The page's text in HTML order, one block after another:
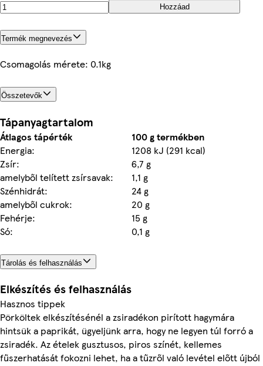
Hozzáad
Termék megnevezés
Csomagolás mérete: 0.1kg
Összetevők
Tápanyagtartalom
Átlagos tápérték
100 g termékben
Energia:
1208 kJ (291 kcal)
Zsír:
6,7 g
amelyből telített zsírsavak:
1,1 g
Szénhidrát:
24 g
amelyből cukrok:
20 g
Fehérje:
15 g
Só:
0,1 g
Tárolás és felhasználás
Elkészítés és felhasználás
Hasznos tippek
Pörköltek elkészítésénél a zsiradékon pirított hagymára
hintsük a paprikát, ügyeljünk arra, hogy ne legyen túl forró a
zsiradék. Az ételek gusztusos, piros színét, kellemes
fűszerhatását fokozni lehet, ha a tűzről való levétel előtt újból